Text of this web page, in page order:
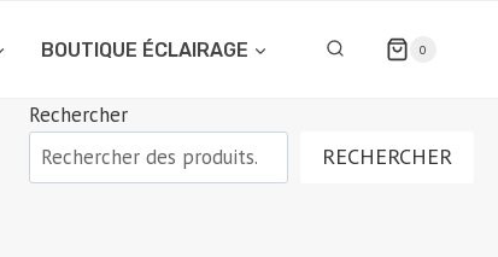
BOUTIQUE ÉCLAIRAGE 0
Rechercher
RECHERCHER